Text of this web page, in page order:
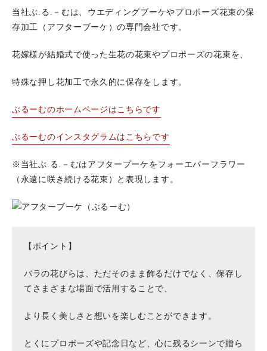
当社ぶ.る.－むは、ウエディングブーケやプロポーズ花束の保
存加工（アフターブーケ）の専門会社です。
花嫁様が結婚式で使った生花の花束やプロポーズの花束を、
特殊な押し花加工で永久的に保存をします。
ぶるーむのホームページはこちらです
ぶるーむのインスタグラムはこちらです
※当社ぶ.る.－むはアフターブーケをフォーエバーフラワー
（永遠に咲き続ける花束）と表現します。
【ポイント】
バラの花びらは、ただそのまま飾るだけでなく、保存し
てさまざまな場面で活用することで、
より長く美しさと想いを楽しむことができます。
とくにプロポーズや記念日など、心に残るシーンで贈ら